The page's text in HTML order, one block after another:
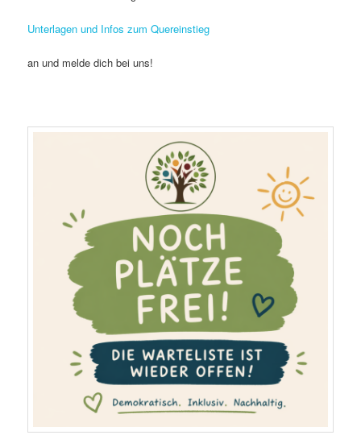
Unterlagen und Infos zum Quereinstieg
an und melde dich bei uns!